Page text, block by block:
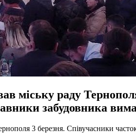
міську раду
забудовника
3 березня. Співучасники